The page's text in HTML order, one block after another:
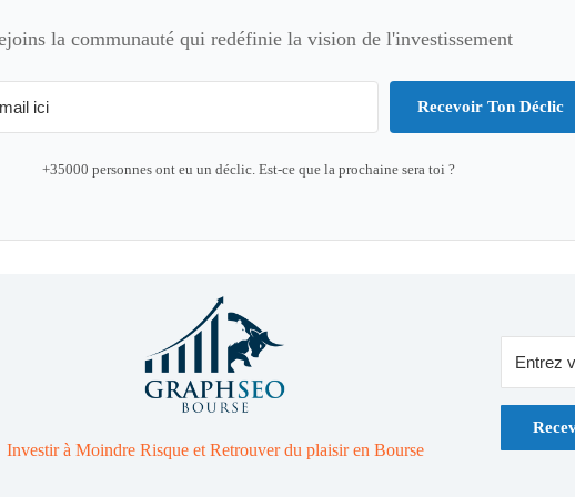
la communauté qui redéfinie la vision de l'investissement
Recevoir Ton Déclic
+35000 personnes ont eu un déclic. Est-ce que la prochaine sera toi ?
Investir à Moindre Risque et Retrouver du plaisir en Bourse